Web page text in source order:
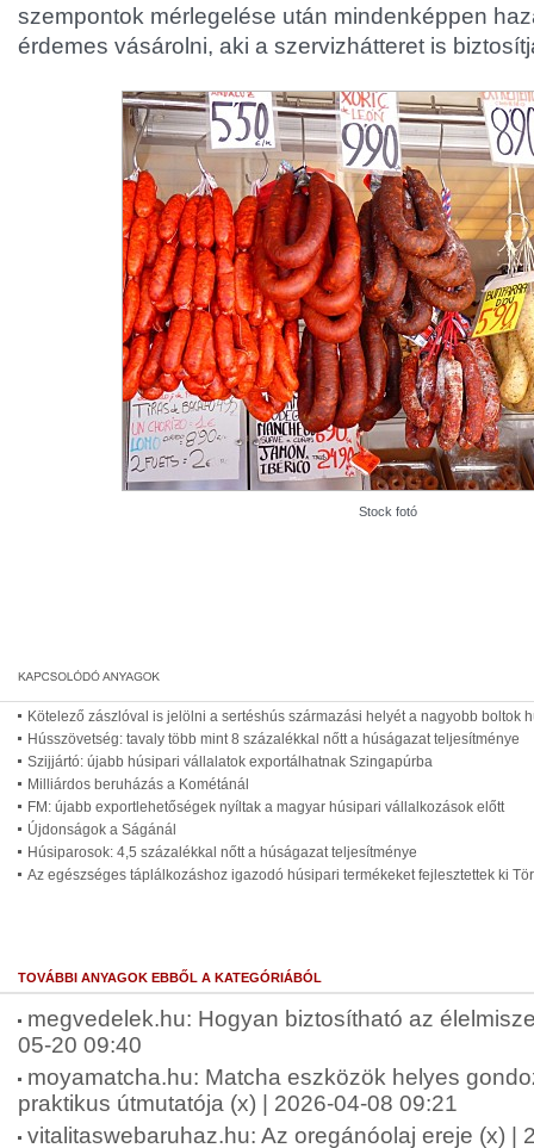
szempontok mérlegelése után mindenképpen
érdemes vásárolni, aki a szervizhátteret is
Stock fotó
Kötelező zászlóval is jelölni a sertéshús származási helyét a nagyobb boltok
Hússzövetség: tavaly több mint 8 százalékkal nőtt a húságazat teljesítménye
Szijjártó: újabb húsipari vállalatok exportálhatnak Szingapúrba
Milliárdos beruházás a Kométánál
FM: újabb exportlehetőségek nyíltak a magyar húsipari vállalkozások előtt
Újdonságok a Ságánál
Húsiparosok: 4,5 százalékkal nőtt a húságazat teljesítménye
Az egészséges táplálkozáshoz igazodó húsipari termékeket fejlesztettek ki
TOVÁBBI ANYAGOK EBBŐL A KATEGÓRIÁBÓL
megvedelek.hu: Hogyan biztosítható az
05-20 09:40
moyamatcha.hu: Matcha eszközök helyes
praktikus útmutatója (x) | 2026-04-08 09:21
vitalitaswebaruhaz.hu: Az oregánóolaj ereje (x) |